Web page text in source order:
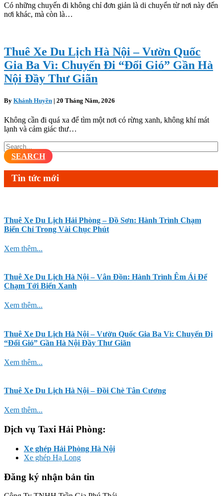
Có những chuyến đi không chỉ đơn giản là di chuyển từ nơi này đến
nơi khác, mà còn là…
Thuê Xe Du Lịch Hà Nội – Vườn Quốc
Gia Ba Vì: Chuyến Đi “Đổi Gió” Gần Hà
Nội Đầy Thư Giãn
By Khánh Huyền | 20 Tháng Năm, 2026
Không cần đi quá xa để tìm một nơi có rừng xanh, không khí mát
lạnh và cảm giác thư…
SEARCH
Tin tức mới
Thuê Xe Du Lịch Hải Phòng – Đồ Sơn: Hành Trình Chạm
Biển Chỉ Trong Vài Chục Phút
Xem thêm...
Thuê Xe Du Lịch Hà Nội – Vân Đồn: Hành Trình Êm Ái Để
Chạm Tới Biển Xanh
Xem thêm...
Thuê Xe Du Lịch Hà Nội – Vườn Quốc Gia Ba Vì: Chuyến Đi
“Đổi Gió” Gần Hà Nội Đầy Thư Giãn
Xem thêm...
Thuê Xe Du Lịch Hà Nội – Đồi Chè Tân Cương
Xem thêm...
Dịch vụ Taxi Hải Phòng:
Xe ghép Hải Phòng Hà Nội
Xe ghép Hạ Long
Đăng ký nhận bản tin